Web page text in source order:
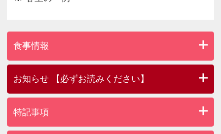
食事情報
お知らせ 【必ずお読みください】
特記事項